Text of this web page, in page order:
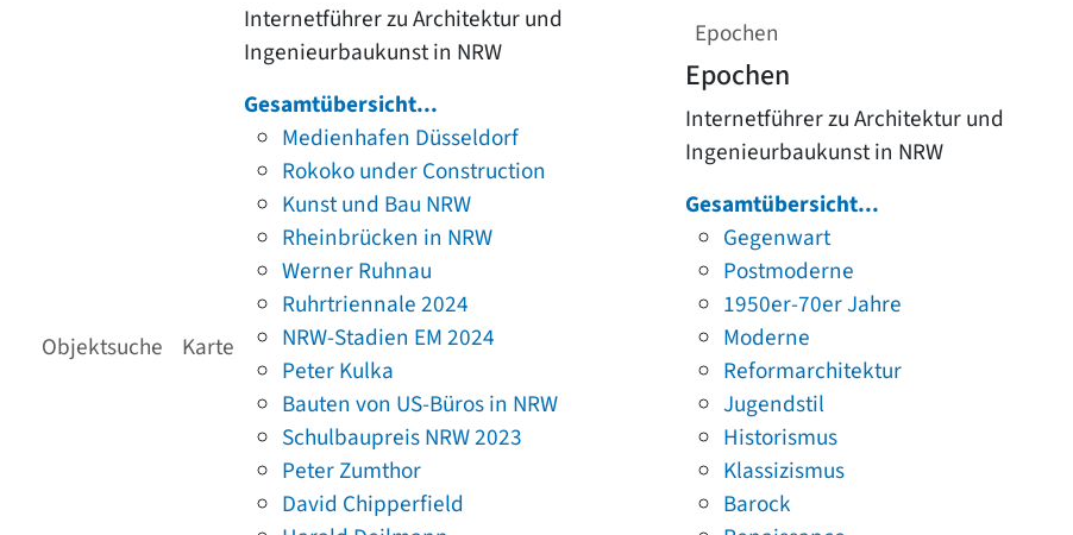
Objektsuche Karte
Internetführer zu Architektur und
Ingenieurbaukunst in NRW
Gesamtübersicht...
Medienhafen Düsseldorf
Rokoko under Construction
Kunst und Bau NRW
Rheinbrücken in NRW
Werner Ruhnau
Ruhrtriennale 2024
NRW-Stadien EM 2024
Peter Kulka
Bauten von US-Büros in NRW
Schulbaupreis NRW 2023
Peter Zumthor
David Chipperfield
Epochen
Epochen
Internetführer zu Architektur und
Ingenieurbaukunst in NRW
Gesamtübersicht...
Gegenwart
Postmoderne
1950er-70er Jahre
Moderne
Reformarchitektur
Jugendstil
Historismus
Klassizismus
Barock